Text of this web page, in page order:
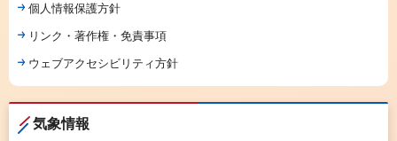
個人情報保護方針
リンク・著作権・免責事項
ウェブアクセシビリティ方針
気象情報